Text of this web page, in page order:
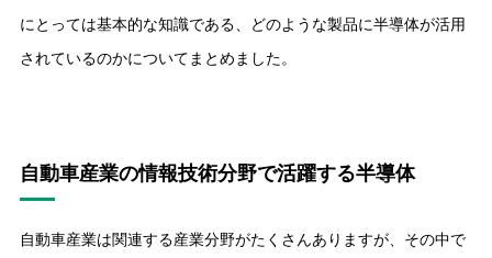
にとっては基本的な知識である、どのような製品に半導体が活用
されているのかについてまとめました。
自動車産業の情報技術分野で活躍する半導体
自動車産業は関連する産業分野がたくさんありますが、その中で